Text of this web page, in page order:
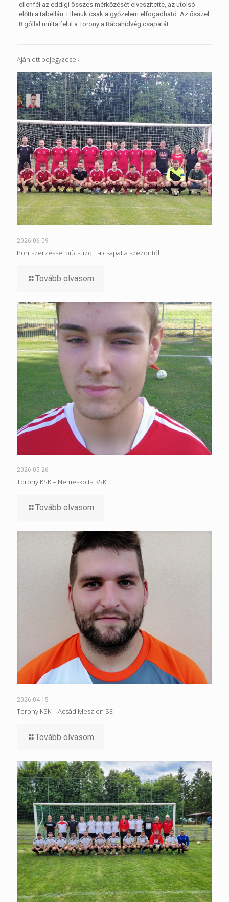
ellenfél az eddigi összes mérkőzését elveszítette, az utolsó
előtti a tabellán. Ellenük csak a győzelem elfogadható. Az ősszel
8 góllal múlta felül a Torony a Rábahídvég csapatát.
Ajánlott bejegyzések
2026-06-09
Pontszerzéssel búcsúzott a csapat a szezontól
Tovább olvasom
2026-05-26
Torony KSK – Nemeskolta KSK
Tovább olvasom
2026-04-15
Torony KSK – Acsád Meszlen SE
Tovább olvasom